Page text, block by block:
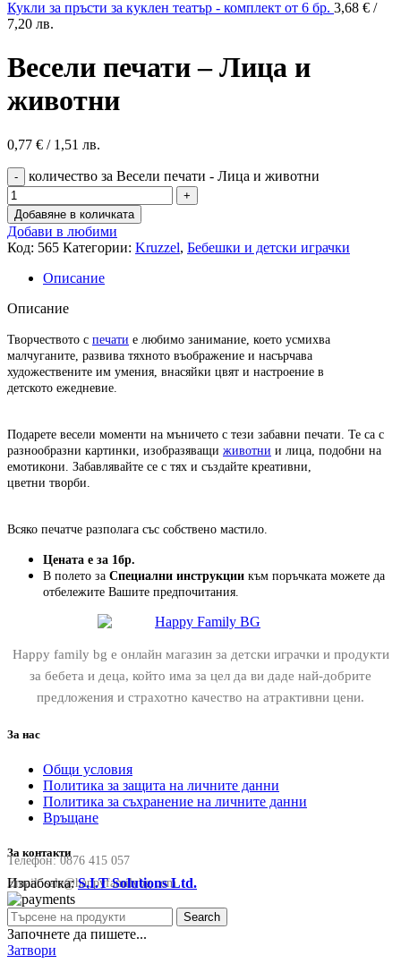
Кукли за пръсти за куклен театър - комплект от 6 бр. 3,68 € /
7,20 лв.
Весели печати – Лица и
животни
0,77 € / 1,51 лв.
количество за Весели печати - Лица и животни
Добавяне в количката
Добави в любими
Код: 565 Категории: Kruzzel, Бебешки и детски играчки
Описание
Описание
Творчеството с печати е любимо занимание, което усмихва
малчуганите, развива тяхното въображение и насърчава
художествените им умения, внасяйки цвят и настроение в
детското ежедневие.
Подарете весели моменти на мъничето с тези забавни печати. Те са с
разнообразни картинки, изобразяващи животни и лица, подобни на
емотикони. Забавлявайте се с тях и създайте креативни,
цветни творби.
Всяко печатче разполага със собствено мастило.
Цената е за 1бр.
В полето за Специални инструкции към поръчката можете да
отбележите Вашите предпочитания.
Happy family bg е онлайн магазин за детски играчки и продукти
за бебета и деца, който има за цел да ви даде най-добрите
предложения и страхотно качество на атрактивни цени.
За нас
Общи условия
Политика за защита на личните данни
Политика за съхранение на личните данни
Връщане
За контакти
Телефон:0876 415 057
Email:sale@happyfamilybg.com
Изработка:S.I.T Solutions Ltd.
Search
Започнете да пишете...
Затвори